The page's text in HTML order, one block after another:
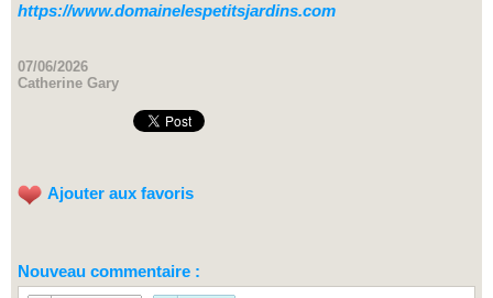
https://www.domainelespetitsjardins.com
07/06/2026
Catherine Gary
Ajouter aux favoris
Nouveau commentaire :